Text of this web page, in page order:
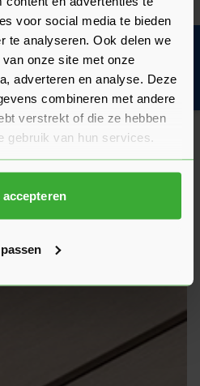
voor social media te bieden
te analyseren. Ook delen we
onze site met onze
adverteren en analyse. Deze
combineren met andere
verstrekt of die ze hebben
gebruik van hun services.
accepteren
(5
2865
2881